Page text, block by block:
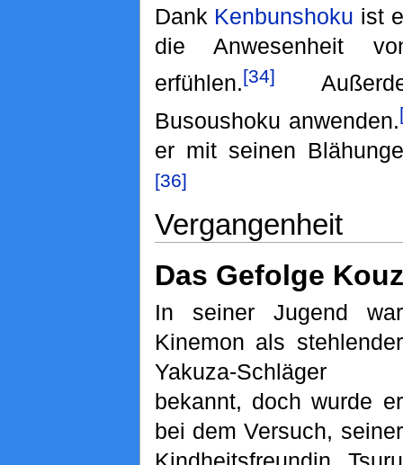
Dank Kenbunshoku ist
die Anwesenheit
erfühlen.[34]
Busoushoku anwenden.
er mit seinen
[36]
Vergangenheit
Das Gefolge
In seiner Jugend war
Kinemon als stehlender
Yakuza-Schläger
bekannt, doch wurde er
bei dem Versuch, seiner